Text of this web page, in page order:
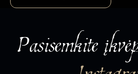
Pasisemkite